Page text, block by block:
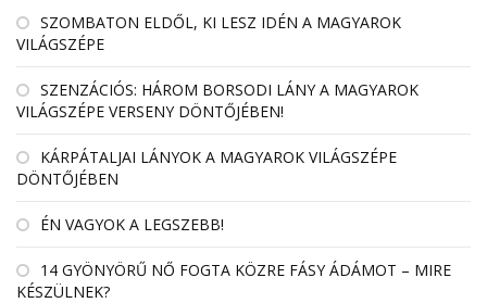
SZOMBATON ELDŐL, KI LESZ IDÉN A MAGYAROK
VILÁGSZÉPE
SZENZÁCIÓS: HÁROM BORSODI LÁNY A MAGYAROK
VILÁGSZÉPE VERSENY DÖNTŐJÉBEN!
KÁRPÁTALJAI LÁNYOK A MAGYAROK VILÁGSZÉPE
DÖNTŐJÉBEN
ÉN VAGYOK A LEGSZEBB!
14 GYÖNYÖRŰ NŐ FOGTA KÖZRE FÁSY ÁDÁMOT – MIRE
KÉSZÜLNEK?